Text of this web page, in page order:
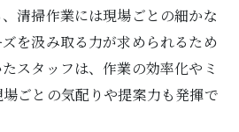
清掃作業には現場ごとの細かな
を汲み取る力が求められるため
スタッフは、作業の効率化やミ
ごとの気配りや提案力も発揮で